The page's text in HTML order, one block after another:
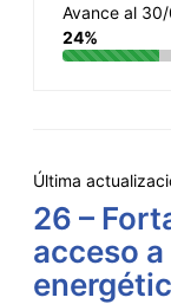
Avance al
24%
Última
26 –
acceso